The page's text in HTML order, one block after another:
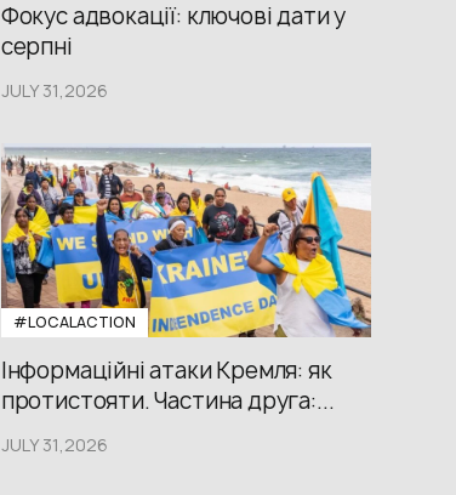
Фокус адвокації: ключові дати у
серпні
JULY 31,2026
#LOCALACTION
Інформаційні атаки Кремля: як
протистояти. Частина друга:...
JULY 31,2026